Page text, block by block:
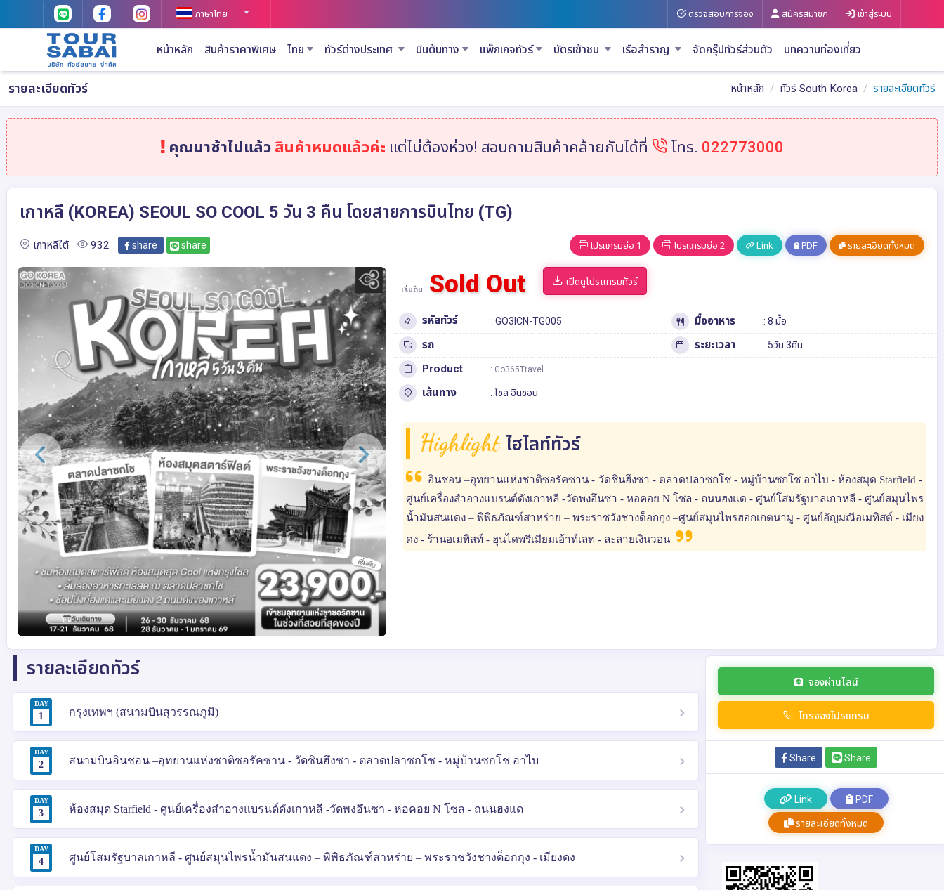
ภาษาไทย ตรวจสอบการจอง สมัครสมาชิก เข้าสู่ระบบ
หน้าหลัก สินค้าราคาพิเศษ ไทย ทัวร์ต่างประเทศ บินต้นทาง แพ็กเกจทัวร์ บัตรเข้าชม เรือสำราญ จัดกรุ๊ปทัวร์ส่วนตัว บทความท่องเที่ยว
รายละเอียดทัวร์ หน้าหลัก ทัวร์ South Korea รายละเอียดทัวร์
คุณมาช้าไปแล้ว สินค้าหมดแล้วค่ะ แต่ไม่ต้องห่วง! สอบถามสินค้าคล้ายกันได้ที่ โทร. 022773000
เกาหลี (KOREA) SEOUL SO COOL 5 วัน 3 คืน โดยสายการบินไทย (TG)
เกาหลีใต้ 932 share share โปรแกรมย่อ 1 โปรแกรมย่อ 2 Link PDF รายละเอียดทั้งหมด
เริ่มต้น Sold Out เปิดดูโปรแกรมทัวร์
รหัสทัวร์ : GO3ICN-TG005 มื้ออาหาร : 8 มื้อ
รถ ระยะเวลา : 5วัน 3คืน
Product : Go365Travel
เส้นทาง : โซล อินชอน
Highlight ไฮไลท์ทัวร์
อินชอน –อุทยานแห่งชาติซอรัคซาน - วัดชินฮึงซา - ตลาดปลาซกโช - หมู่บ้านซกโช อาไบ - ห้องสมุด Starfield -
ศูนย์เครื่องสำอางแบรนด์ดังเกาหลี -วัดพงอึนซา - หอคอย N โซล - ถนนฮงแด - ศูนย์โสมรัฐบาลเกาหลี - ศูนย์สมุนไพร
น้ำมันสนแดง – พิพิธภัณฑ์สาหร่าย – พระราชวังชางด็อกกุง –ศูนย์สมุนไพรฮอกเกตนามู - ศูนย์อัญมณีอเมทิสต์ - เมียง
ดง - ร้านอเมทิสท์ - ฮุนไดพรีเมียมเอ้าท์เลท - ละลายเงินวอน
รายละเอียดทัวร์
DAY
1 กรุงเทพฯ (สนามบินสุวรรณภูมิ)
DAY
2 สนามบินอินชอน –อุทยานแห่งชาติซอรัคซาน - วัดชินฮึงซา - ตลาดปลาซกโช - หมู่บ้านซกโช อาไบ
DAY
3 ห้องสมุด Starfield - ศูนย์เครื่องสำอางแบรนด์ดังเกาหลี -วัดพงอึนซา - หอคอย N โซล - ถนนฮงแด
DAY
4 ศูนย์โสมรัฐบาลเกาหลี - ศูนย์สมุนไพรน้ำมันสนแดง – พิพิธภัณฑ์สาหร่าย – พระราชวังชางด็อกกุง - เมียงดง
จองผ่านไลน์
โทรจองโปรแกรม
Share Share
Link PDF
รายละเอียดทั้งหมด